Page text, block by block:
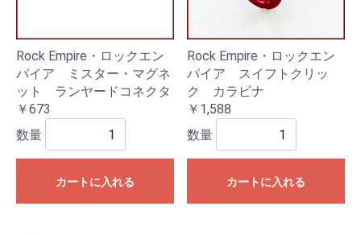
Rock Empire・ロックエン
パイア ミスター・マグネ
ット ランヤードコネクタ
￥673
数量
カートに入れる
Rock Empire・ロックエン
パイア スイフトクリッ
ク カラビナ
￥1,588
数量
カートに入れる